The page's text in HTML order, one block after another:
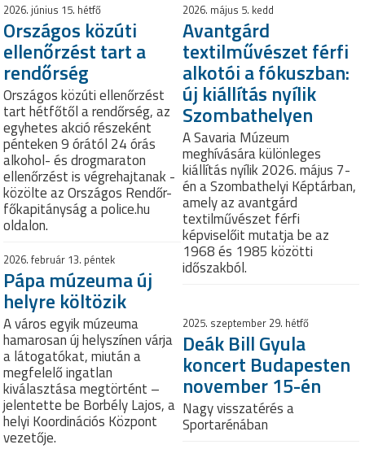
2026. június 15. hétfő
Országos közúti
ellenőrzést tart a
rendőrség
Országos közúti ellenőrzést
tart hétfőtől a rendőrség, az
egyhetes akció részeként
pénteken 9 órától 24 órás
alkohol- és drogmaraton
ellenőrzést is végrehajtanak -
közölte az Országos Rendőr-
főkapitányság a police.hu
oldalon.
2026. május 5. kedd
Avantgárd
textilművészet férfi
alkotói a fókuszban:
új kiállítás nyílik
Szombathelyen
A Savaria Múzeum
meghívására különleges
kiállítás nyílik 2026. május 7-
én a Szombathelyi Képtárban,
amely az avantgárd
textilművészet férfi
képviselőit mutatja be az
1968 és 1985 közötti
időszakból.
2026. február 13. péntek
Pápa múzeuma új
helyre költözik
A város egyik múzeuma
hamarosan új helyszínen várja
a látogatókat, miután a
megfelelő ingatlan
kiválasztása megtörtént –
jelentette be Borbély Lajos, a
helyi Koordinációs Központ
vezetője.
2025. szeptember 29. hétfő
Deák Bill Gyula
koncert Budapesten
november 15-én
Nagy visszatérés a
Sportarénában